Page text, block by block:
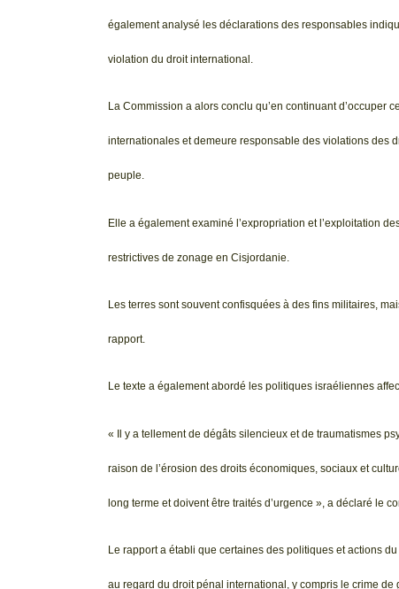
également analysé les déclarations des responsables
violation du droit international.
La Commission a alors conclu qu’en continuant d’occuper
internationales et demeure responsable des violations des
peuple.
Elle a également examiné l’expropriation et l’exploitation
restrictives de zonage en Cisjordanie.
Les terres sont souvent confisquées à des fins militaires,
rapport.
Le texte a également abordé les politiques israéliennes
« Il y a tellement de dégâts silencieux et de traumatismes
raison de l’érosion des droits économiques, sociaux et
long terme et doivent être traités d’urgence », a déclaré le
Le rapport a établi que certaines des politiques et actions
au regard du droit pénal international, y compris le crime